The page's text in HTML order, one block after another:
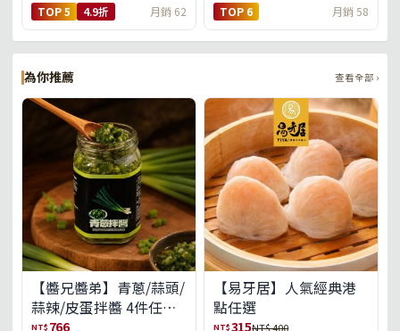
TOP 5 4.9折 月銷 62 TOP 6 月銷 58
為你推薦 查看全部 ›
【醬兄醬弟】青蔥/蒜頭/
蒜辣/皮蛋拌醬 4件任選
NT$ 766
【易牙居】人氣經典港
點任選
NT$315NT$ 400